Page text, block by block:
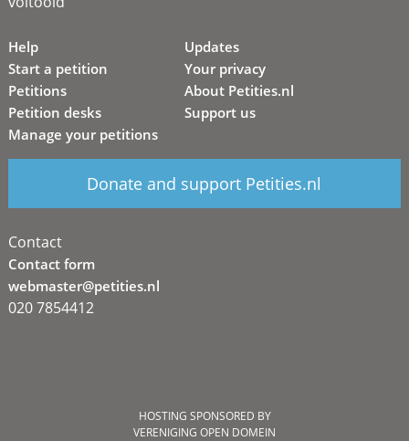
Help
Start a petition
Petitions
Petition desks
Manage your petitions
Updates
Your privacy
About Petities.nl
Support us
Donate and support Petities.nl
Contact
Contact form
webmaster@petities.nl
020 7854412
HOSTING SPONSORED BY
VERENIGING OPEN DOMEIN